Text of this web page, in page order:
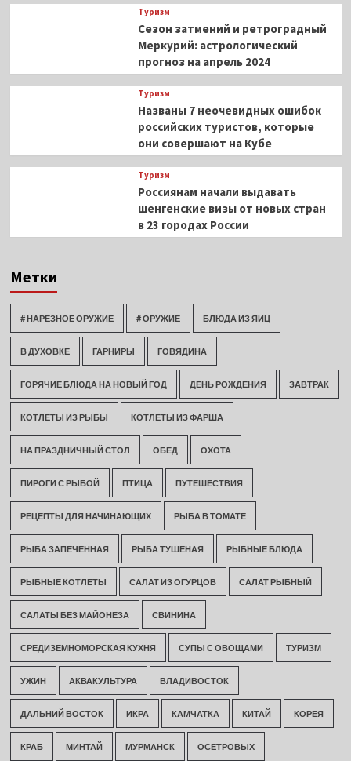
Туризм
Сезон затмений и ретроградный
Меркурий: астрологический
прогноз на апрель 2024
Туризм
Названы 7 неочевидных ошибок
российских туристов, которые
они совершают на Кубе
Туризм
Россиянам начали выдавать
шенгенские визы от новых стран
в 23 городах России
Метки
# НАРЕЗНОЕ ОРУЖИЕ # ОРУЖИЕ БЛЮДА ИЗ ЯИЦ
В ДУХОВКЕ ГАРНИРЫ ГОВЯДИНА
ГОРЯЧИЕ БЛЮДА НА НОВЫЙ ГОД ДЕНЬ РОЖДЕНИЯ ЗАВТРАК
КОТЛЕТЫ ИЗ РЫБЫ КОТЛЕТЫ ИЗ ФАРША
НА ПРАЗДНИЧНЫЙ СТОЛ ОБЕД ОХОТА
ПИРОГИ С РЫБОЙ ПТИЦА ПУТЕШЕСТВИЯ
РЕЦЕПТЫ ДЛЯ НАЧИНАЮЩИХ РЫБА В ТОМАТЕ
РЫБА ЗАПЕЧЕННАЯ РЫБА ТУШЕНАЯ РЫБНЫЕ БЛЮДА
РЫБНЫЕ КОТЛЕТЫ САЛАТ ИЗ ОГУРЦОВ САЛАТ РЫБНЫЙ
САЛАТЫ БЕЗ МАЙОНЕЗА СВИНИНА
СРЕДИЗЕМНОМОРСКАЯ КУХНЯ СУПЫ С ОВОЩАМИ ТУРИЗМ
УЖИН АКВАКУЛЬТУРА ВЛАДИВОСТОК
ДАЛЬНИЙ ВОСТОК ИКРА КАМЧАТКА КИТАЙ КОРЕЯ
КРАБ МИНТАЙ МУРМАНСК ОСЕТРОВЫХ